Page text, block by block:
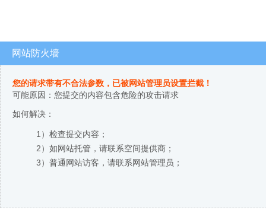
网站防火墙
您的请求带有不合法参数，已被网站管理员设置拦截！
可能原因：您提交的内容包含危险的攻击请求
如何解决：
1）检查提交内容；
2）如网站托管，请联系空间提供商；
3）普通网站访客，请联系网站管理员；